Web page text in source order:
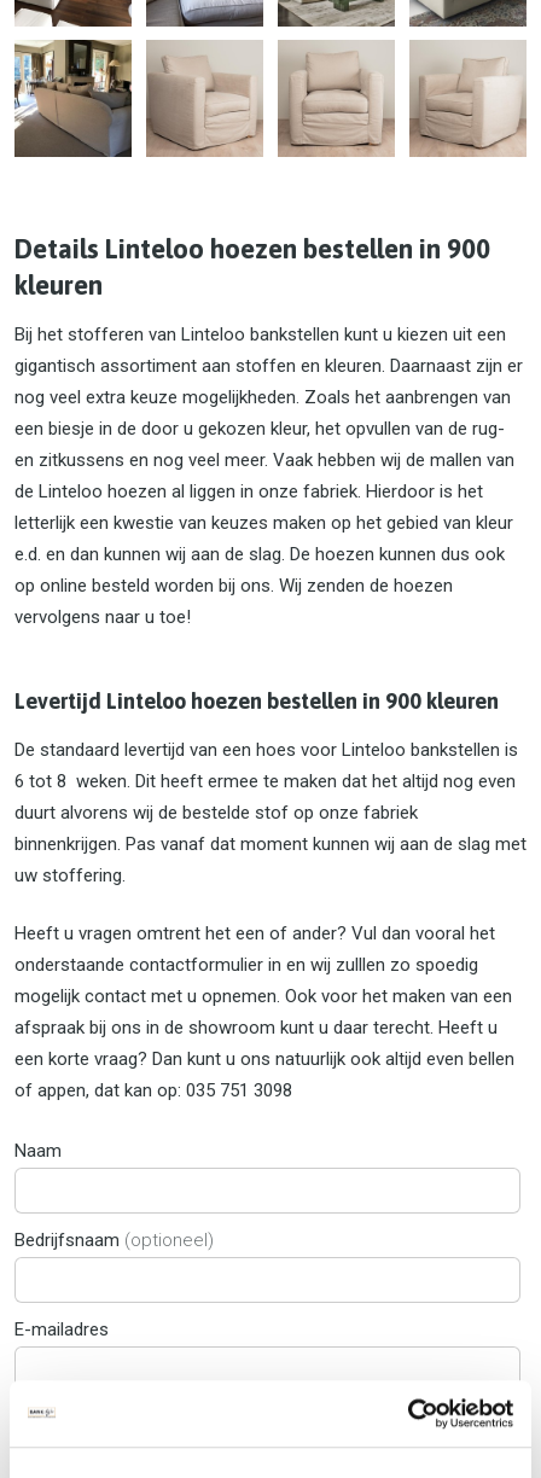
Details Linteloo hoezen bestellen in 900
kleuren
Bij het stofferen van Linteloo bankstellen kunt u kiezen uit een
gigantisch assortiment aan stoffen en kleuren. Daarnaast zijn er
nog veel extra keuze mogelijkheden. Zoals het aanbrengen van
een biesje in de door u gekozen kleur, het opvullen van de rug-
en zitkussens en nog veel meer. Vaak hebben wij de mallen van
de Linteloo hoezen al liggen in onze fabriek. Hierdoor is het
letterlijk een kwestie van keuzes maken op het gebied van kleur
e.d. en dan kunnen wij aan de slag. De hoezen kunnen dus ook
op online besteld worden bij ons. Wij zenden de hoezen
vervolgens naar u toe!
Levertijd Linteloo hoezen bestellen in 900 kleuren
De standaard levertijd van een hoes voor Linteloo bankstellen is
6 tot 8 weken. Dit heeft ermee te maken dat het altijd nog even
duurt alvorens wij de bestelde stof op onze fabriek
binnenkrijgen. Pas vanaf dat moment kunnen wij aan de slag met
uw stoffering.
Heeft u vragen omtrent het een of ander? Vul dan vooral het
onderstaande contactformulier in en wij zulllen zo spoedig
mogelijk contact met u opnemen. Ook voor het maken van een
afspraak bij ons in de showroom kunt u daar terecht. Heeft u
een korte vraag? Dan kunt u ons natuurlijk ook altijd even bellen
of appen, dat kan op: 035 751 3098
Naam
Bedrijfsnaam (optioneel)
E-mailadres
Telefoonnummer